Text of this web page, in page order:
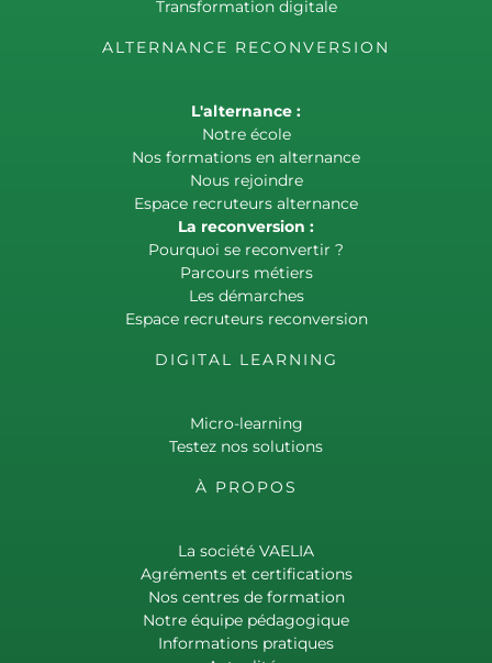
Transformation digitale
ALTERNANCE RECONVERSION
L'alternance :
Notre école
Nos formations en alternance
Nous rejoindre
Espace recruteurs alternance
La reconversion :
Pourquoi se reconvertir ?
Parcours métiers
Les démarches
Espace recruteurs reconversion
DIGITAL LEARNING
Micro-learning
Testez nos solutions
À PROPOS
La société VAELIA
Agréments et certifications
Nos centres de formation
Notre équipe pédagogique
Informations pratiques